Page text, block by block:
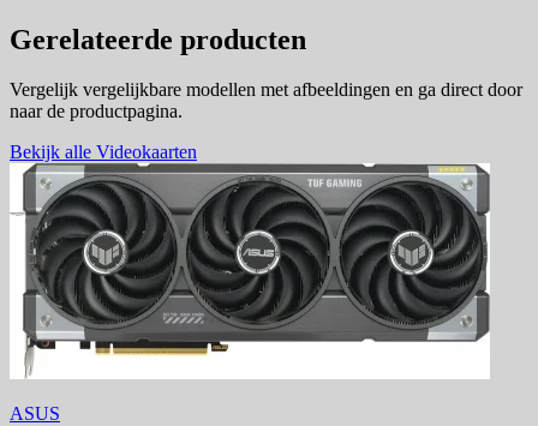
Gerelateerde producten
Vergelijk vergelijkbare modellen met afbeeldingen en ga direct door
naar de productpagina.
Bekijk alle Videokaarten
ASUS